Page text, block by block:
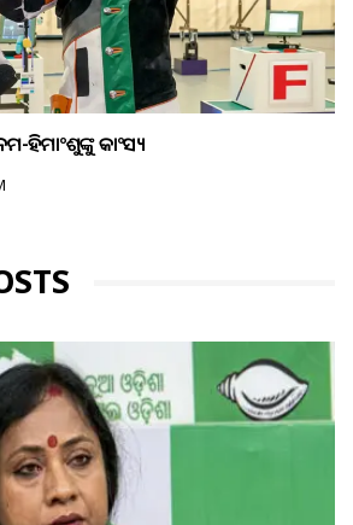
ହିମାଂଶୁଙ୍କୁ କାଂସ୍ୟ